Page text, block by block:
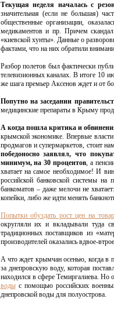
Текущая неделя началась с
значительная (если не большая)
общественные организации,
медикаментов и пр. Причем
«киевской хунты». Данные о
фактами, что на них обратили
Разбор полетов был фактически
телевизионных каналах. В итоге 10
же шага премьер Аксенов ждет и от
Попутно на заседании
медицинские препараты в Крыму
А когда пошла критика и
крымской экономике. Впервые
продмагов и супермаркетов, стоит
победоносно заявлял, что
минимум, на 30 процентов, а
хватает на самое необходимое! И
российской банковской системы на
банкоматов – даже мелочи не
копейки, либо же идти менять
Попытки обуздать рост цен на
округляли их и вкладывали туда
традиционных поставщиков из
производителей оказались вдвое-
А что ждет крымчан осенью, когда в
за днепровскую воду, которая
находился в сфере Темиргалиева. Но
водыс помощью российских
днепровской воды для полуострова.